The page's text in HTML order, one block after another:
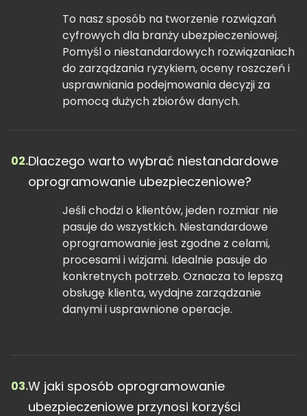
To nasz sposób na tworzenie rozwiązań
cyfrowych dla branży ubezpieczeniowej.
Pomyśl o niestandardowych rozwiązaniach
do zarządzania ryzykiem, oceny roszczeń i
usprawniania podejmowania decyzji za
pomocą dużych zbiorów danych.
02.Dlaczego warto wybrać niestandardowe
oprogramowanie ubezpieczeniowe?
Jeśli chodzi o klientów, jeden rozmiar nie
pasuje do wszystkich. Niestandardowe
oprogramowanie jest zgodne z celami,
procesami i wizjami. Idealnie pasuje do
konkretnych potrzeb. Oznacza to lepszą
obsługę klienta, wydajne zarządzanie
danymi i usprawnione operacje.
03.W jaki sposób oprogramowanie
ubezpieczeniowe przynosi korzyści